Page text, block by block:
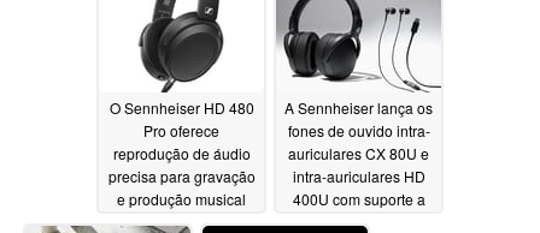
O Sennheiser HD 480
Pro oferece
reprodução de áudio
precisa para gravação
e produção musical
04/24/2026
A Sennheiser lança os
fones de ouvido intra-
auriculares CX 80U e
intra-auriculares HD
400U com suporte a
USB-C para